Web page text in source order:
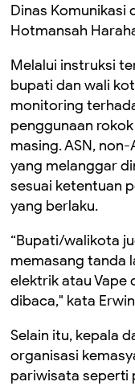
Dinas Komunikasi
Hotmansah
Melalui instruksi
bupati dan wali
monitoring
penggunaan
masing. ASN,
yang melanggar
sesuai ketentuan
yang berlaku.
“Bupati/walikota
memasang tanda
elektrik atau Vape
dibaca," kata
Selain itu, kepala
organisasi
pariwisata seperti